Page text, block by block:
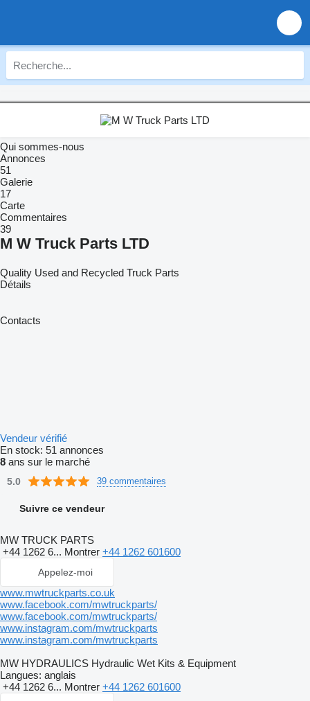
Qui sommes-nous
Annonces
51
Galerie
17
Carte
Commentaires
39
M W Truck Parts LTD
Quality Used and Recycled Truck Parts
Détails
Contacts
Vendeur vérifié
En stock: 51 annonces
8 ans sur le marché
5.0 39 commentaires
Suivre ce vendeur
MW TRUCK PARTS
+44 1262 6... Montrer +44 1262 601600
Appelez-moi
www.mwtruckparts.co.uk
www.facebook.com/mwtruckparts/
www.facebook.com/mwtruckparts/
www.instagram.com/mwtruckparts
www.instagram.com/mwtruckparts
MW HYDRAULICS Hydraulic Wet Kits & Equipment
Langues: anglais
+44 1262 6... Montrer +44 1262 601600